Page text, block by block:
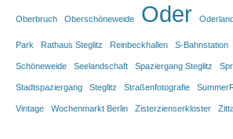
Oberbruch Oberschöneweide Oder
Park Rathaus Steglitz Reinbeckhallen S-Bahnstation
Schöneweide Seelandschaft Spaziergang Steglitz
Stadtspaziergang Steglitz Straßenfotografie
Vintage Wochenmarkt Berlin Zisterzienserkloster